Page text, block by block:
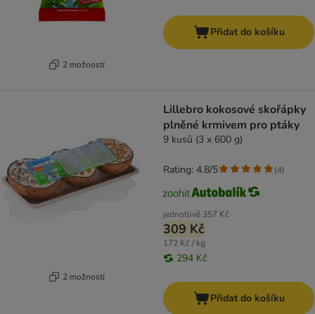
2 možností
Přidat do košíku
2 možností
Lillebro kokosové skořápky
plněné krmivem pro ptáky
9 kusů (3 x 600 g)
jednotlivě 357 Kč
309 Kč
172 Kč / kg
294 Kč
Rating: 4.8/5 (4)
Přidat do košíku